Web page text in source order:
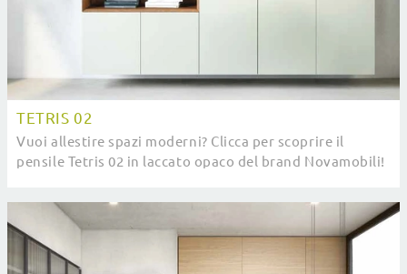
TETRIS 02
Vuoi allestire spazi moderni? Clicca per scoprire il
pensile Tetris 02 in laccato opaco del brand Novamobili!